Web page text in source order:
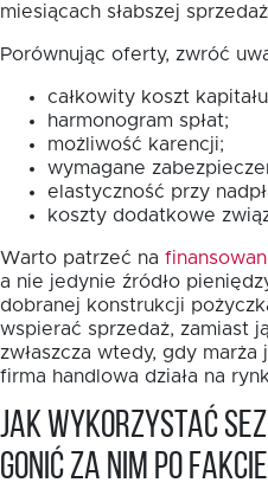
miesiącach słabszej
Porównując oferty, zwróć
całkowity koszt
harmonogram spłat;
możliwość karencji;
wymagane
elastyczność przy
koszty dodatkowe
Warto patrzeć na
a nie jedynie źródło
dobranej konstrukcji
wspierać sprzedaż, zamiast
zwłaszcza wtedy, gdy
firma handlowa działa na
Jak wykorzystać
gonić za nim po